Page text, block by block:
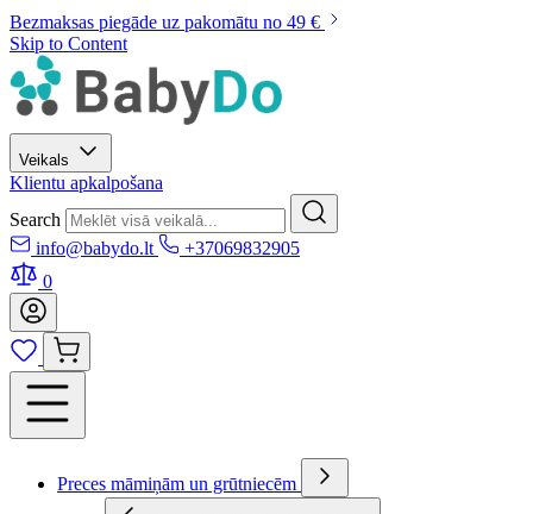
Bezmaksas piegāde uz pakomātu no 49 €
Skip to Content
Veikals
Klientu apkalpošana
Search
info@babydo.lt
+37069832905
0
Preces māmiņām un grūtniecēm